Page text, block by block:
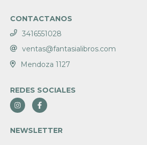
CONTACTANOS
3416551028
ventas@fantasialibros.com
Mendoza 1127
REDES SOCIALES
NEWSLETTER